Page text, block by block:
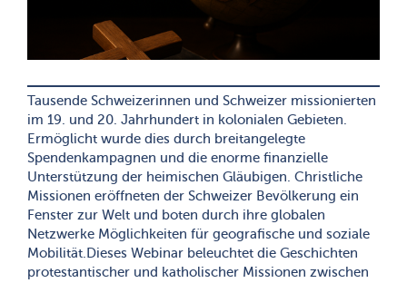
Tausende Schweizerinnen und Schweizer missionierten
im 19. und 20. Jahrhundert in kolonialen Gebieten.
Ermöglicht wurde dies durch breitangelegte
Spendenkampagnen und die enorme finanzielle
Unterstützung der heimischen Gläubigen. Christliche
Missionen eröffneten der Schweizer Bevölkerung ein
Fenster zur Welt und boten durch ihre globalen
Netzwerke Möglichkeiten für geografische und soziale
Mobilität.Dieses Webinar beleuchtet die Geschichten
protestantischer und katholischer Missionen zwischen